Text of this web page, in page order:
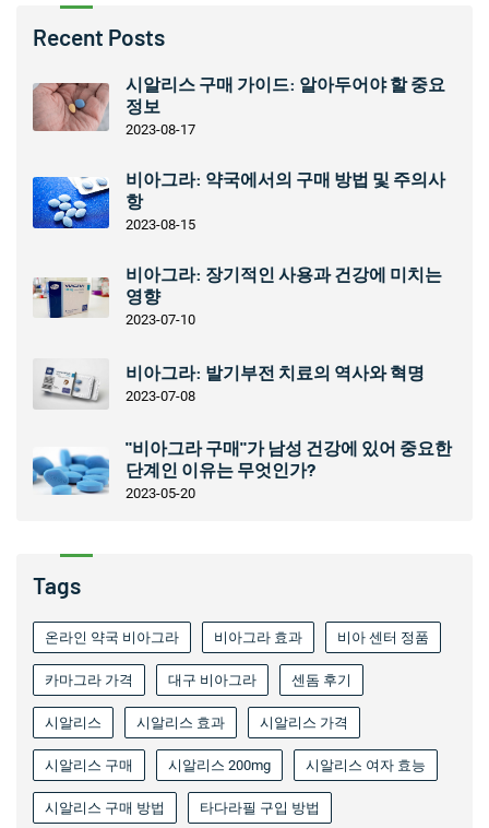
Recent Posts
시알리스 구매 가이드: 알아두어야 할 중요
정보
2023-08-17
비아그라: 약국에서의 구매 방법 및 주의사
항
2023-08-15
비아그라: 장기적인 사용과 건강에 미치는
영향
2023-07-10
비아그라: 발기부전 치료의 역사와 혁명
2023-07-08
"비아그라 구매"가 남성 건강에 있어 중요한
단계인 이유는 무엇인가?
2023-05-20
Tags
온라인 약국 비아그라 비아그라 효과 비아 센터 정품
카마그라 가격 대구 비아그라 센돔 후기
시알리스 시알리스 효과 시알리스 가격
시알리스 구매 시알리스 200mg 시알리스 여자 효능
시알리스 구매 방법 타다라필 구입 방법